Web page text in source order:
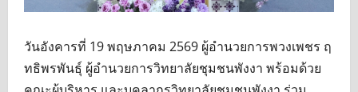
วันอังคารที่ 19 พฤษภาคม 2569 ผู้อำนวยการพวงเพชร ฤ
ทธิพรพันธุ์ ผู้อำนวยการวิทยาลัยชุมชนพังงา พร้อมด้วย